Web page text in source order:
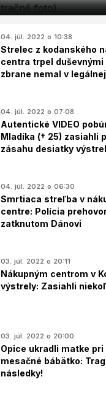
04. júl. 2022 o 10:38
Strelec z kodanského
centra trpel duševnými
zbrane nemal v
04. júl. 2022 o 07:08
Autentické VIDEO
Mladíka († 25) zasiahli
zásahu desiatky
04. júl. 2022 o 06:30
Smrtiaca streľba v
centre: Polícia
zatknutom Dánovi
03. júl. 2022 o 20:11
Nákupným centrom v
výstrely: Zasiahli
03. júl. 2022 o 20:00
Opice ukradli matke pri
mesačné bábätko:
následky!